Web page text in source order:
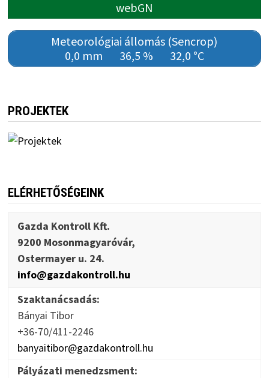
webGN
Meteorológiai állomás (Sencrop)
0,0 mm
36,5 % 32,0 °C
PROJEKTEK
ELÉRHETŐSÉGEINK
Gazda Kontroll Kft.
9200 Mosonmagyaróvár,
Ostermayer u. 24.
info@gazdakontroll.hu
Szaktanácsadás:
Bányai Tibor
+36-70/411-2246
banyaitibor@gazdakontroll.hu
Pályázati menedzsment: